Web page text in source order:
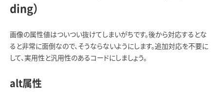
ding）
画像の属性値はついつい抜けてしまいがちです。後から対応するとな
ると非常に面倒なので、そうならないようにします。追加対応を不要に
して、実用性と汎用性のあるコードにしましょう。
alt属性